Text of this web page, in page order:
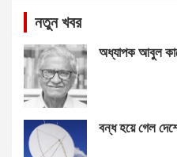
নতুন খবর
অধ্যাপক আবুল
বন্ধ হয়ে গেল